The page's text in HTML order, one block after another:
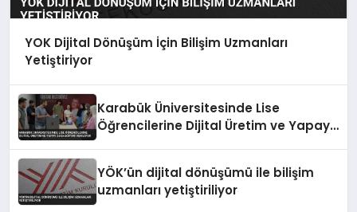
YOK Dijital Dönüşüm İçin Bilişim Uzmanları
Yetiştiriyor
Karabük Üniversitesinde Lise
Öğrencilerine Dijital Üretim ve Yapay
YÖK’ün dijital dönüşümü ile bilişim
uzmanları yetiştiriliyor